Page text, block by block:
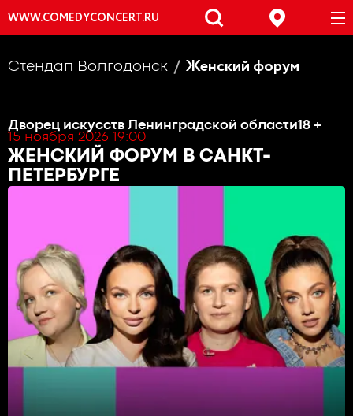
WWW.COMEDYCONCERT.RU
Стендап Волгодонск Женский форум
Дворец искусств Ленинградской области18 +
15 ноября 2026 19:00
ЖЕНСКИЙ ФОРУМ
В САНКТ-
ПЕТЕРБУРГЕ